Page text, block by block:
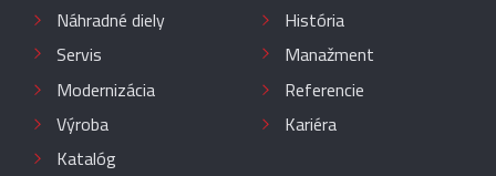
Náhradné diely
Servis
Modernizácia
Výroba
Katalóg
História
Manažment
Referencie
Kariéra